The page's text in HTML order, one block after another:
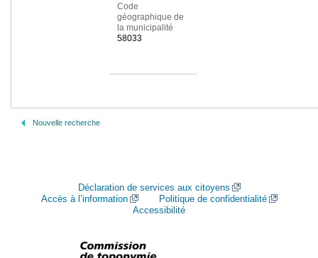
Code
géographique de
la municipalité
58033
Nouvelle recherche
Déclaration de services aux citoyens
Accès à l’information
Politique de confidentialité
Accessibilité